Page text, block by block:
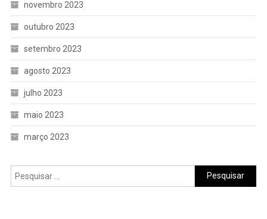
novembro 2023
outubro 2023
setembro 2023
agosto 2023
julho 2023
maio 2023
março 2023